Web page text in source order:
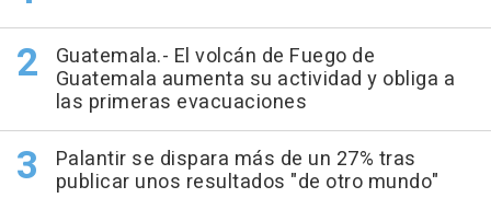
Guatemala.- El volcán de Fuego de
Guatemala aumenta su actividad y obliga a
las primeras evacuaciones
Palantir se dispara más de un 27% tras
publicar unos resultados "de otro mundo"